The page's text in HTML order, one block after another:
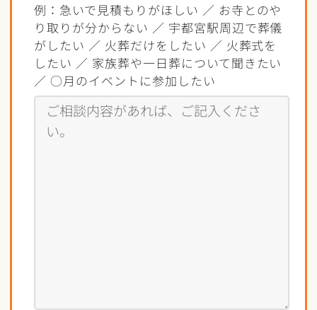
例：急いで見積もりがほしい ／ お寺とのや
り取りが分からない ／ 宇都宮駅周辺で葬儀
がしたい ／ 火葬だけをしたい ／ 火葬式を
したい ／ 家族葬や一日葬について聞きたい
／ ○月のイベントに参加したい